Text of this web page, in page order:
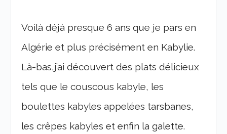
Voilà déjà presque 6 ans que je pars en
Algérie et plus précisément en Kabylie.
Là-bas,j’ai découvert des plats délicieux
tels que le couscous kabyle, les
boulettes kabyles appelées tarsbanes,
les crêpes kabyles et enfin la galette.